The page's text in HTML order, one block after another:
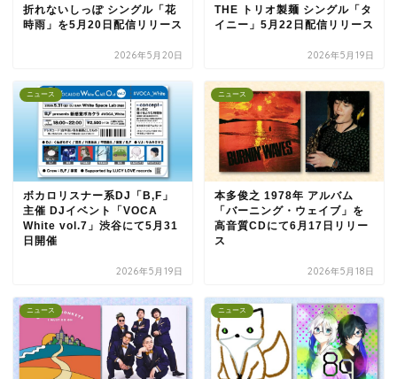
折れないしっぽ シングル「花
時雨」を5月20日配信リリース
2026年5月20日
THE トリオ製麺 シングル「タ
イニー」5月22日配信リリース
2026年5月19日
ニュース
ボカロリスナー系DJ「B,F」
主催 DJイベント「VOCA
White vol.7」渋谷にて5月31
日開催
2026年5月19日
ニュース
本多俊之 1978年 アルバム
「バーニング・ウェイブ」を
高音質CDにて6月17日リリー
ス
2026年5月18日
ニュース ニュース